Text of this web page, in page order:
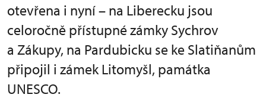
otevřena i nyní – na Liberecku jsou
celoročně přístupné zámky Sychrov
a Zákupy, na Pardubicku se ke Slatiňanům
připojil i zámek Litomyšl, památka
UNESCO.